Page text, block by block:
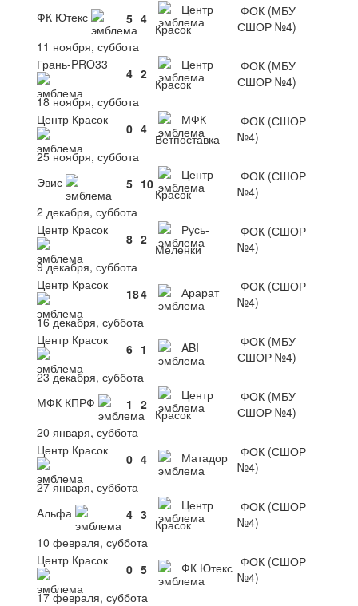
ФК Ютекс
5 4
Центр
Красок
ФОК (МБУ
СШОР №4)
11 ноября, суббота
Грань-PRO33
4 2
Центр
Красок
ФОК (МБУ
СШОР №4)
18 ноября, суббота
Центр Красок
0 4
МФК
Ветпоставка
ФОК (СШОР
№4)
25 ноября, суббота
Эвис
5 10
Центр
Красок
ФОК (СШОР
№4)
2 декабря, суббота
Центр Красок
8 2
Русь-
Меленки
ФОК (СШОР
№4)
9 декабря, суббота
Центр Красок
184 Арарат
ФОК (СШОР
№4)
16 декабря, суббота
Центр Красок
6 1 ABI
ФОК (МБУ
СШОР №4)
23 декабря, суббота
МФК КПРФ
1 2
Центр
Красок
ФОК (МБУ
СШОР №4)
20 января, суббота
Центр Красок
0 4 Матадор
ФОК (СШОР
№4)
27 января, суббота
Альфа
4 3
Центр
Красок
ФОК (СШОР
№4)
10 февраля, суббота
Центр Красок
0 5 ФК Ютекс ФОК (СШОР
№4)
17 февраля, суббота